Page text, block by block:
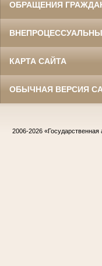
ОБРАЩЕНИЯ
КАРТА САЙТА
ОБЫЧНАЯ ВЕРСИЯ
2006-2026